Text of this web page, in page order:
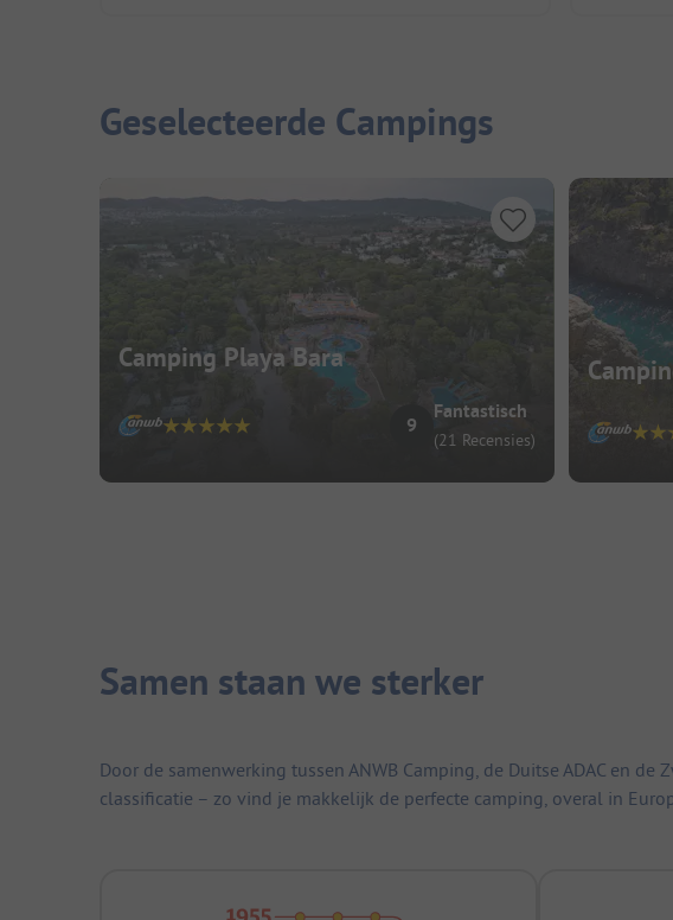
Geselecteerde Campings
Camping Playa Bara
9
Fantastisch
(21 Recensies)
Samen staan we sterker
Door de samenwerking tussen ANWB Camping, de Duitse ADAC en
classificatie – zo vind je makkelijk de perfecte camping, overal in